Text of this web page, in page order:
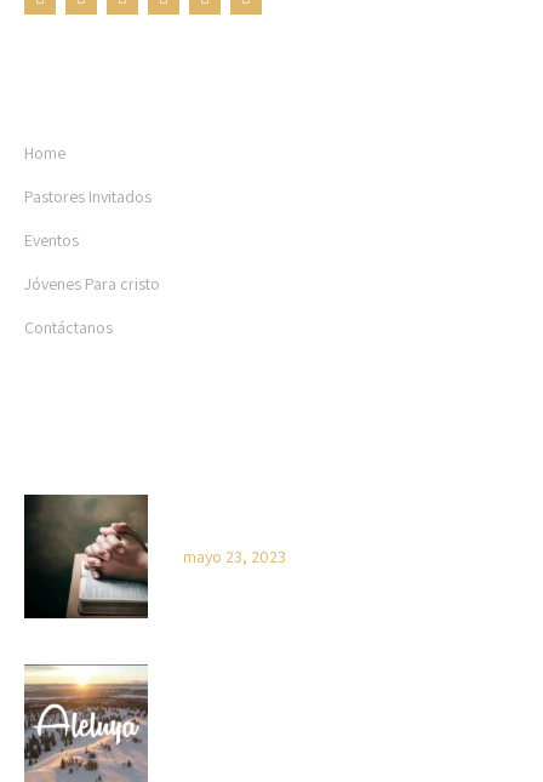
Home
Pastores Invitados
Eventos
Jóvenes Para cristo
Contáctanos
mayo 23, 2023